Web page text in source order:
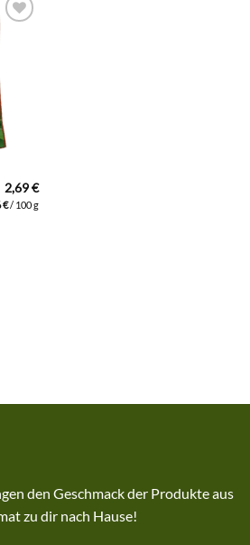
2,69€
€/ 100g
den Geschmack der Produkte aus
zu dir nach Hause!